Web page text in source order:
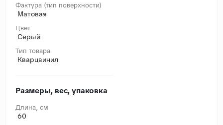
Фактура (тип поверхности)
Матовая
Цвет
Серый
Тип товара
Кварцвинил
Размеры, вес, упаковка
Длина, cм
60